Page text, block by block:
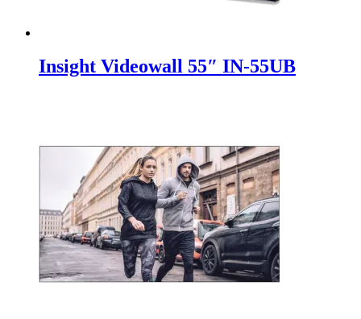
Insight Videowall 55″ IN-55UB